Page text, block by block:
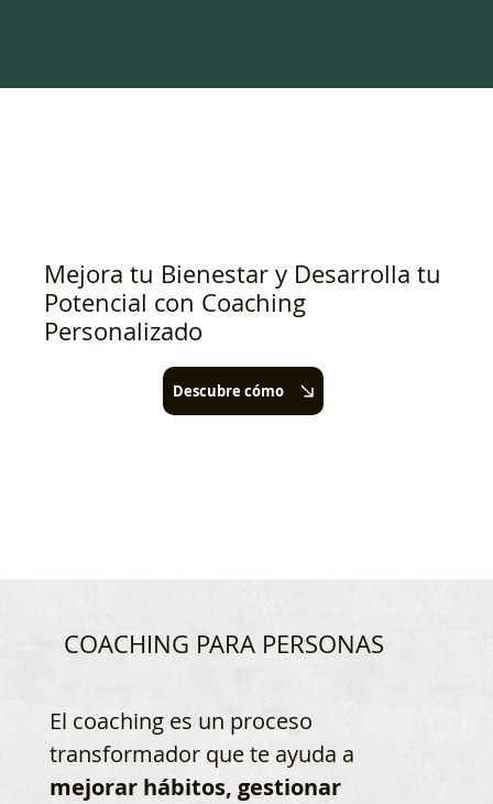
Mejora tu Bienestar y Desarrolla tu
Potencial con Coaching
Personalizado
Descubre cómo
COACHING PARA PERSONAS
El coaching es un proceso
transformador que te ayuda a
mejorar hábitos, gestionar